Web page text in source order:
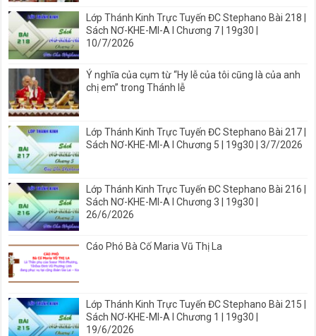
Lớp Thánh Kinh Trực Tuyến ĐC Stephano Bài 218 |
Sách NƠ-KHE-MI-A I Chương 7 | 19g30 |
10/7/2026
Ý nghĩa của cụm từ “Hy lễ của tôi cũng là của anh
chị em” trong Thánh lễ
Lớp Thánh Kinh Trực Tuyến ĐC Stephano Bài 217 |
Sách NƠ-KHE-MI-A I Chương 5 | 19g30 | 3/7/2026
Lớp Thánh Kinh Trực Tuyến ĐC Stephano Bài 216 |
Sách NƠ-KHE-MI-A I Chương 3 | 19g30 |
26/6/2026
Cáo Phó Bà Cố Maria Vũ Thị La
Lớp Thánh Kinh Trực Tuyến ĐC Stephano Bài 215 |
Sách NƠ-KHE-MI-A I Chương 1 | 19g30 |
19/6/2026